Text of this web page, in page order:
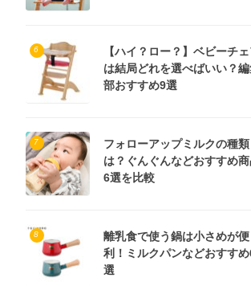
6
【ハイ？ロー？】ベビーチ
は結局どれを選べばいい？
部おすすめ9選
7
フォローアップミルクの種類
は？ぐんぐんなどおすすめ
6選を比較
8
離乳食で使う鍋は小さめが便
利！ミルクパンなどおすす
選